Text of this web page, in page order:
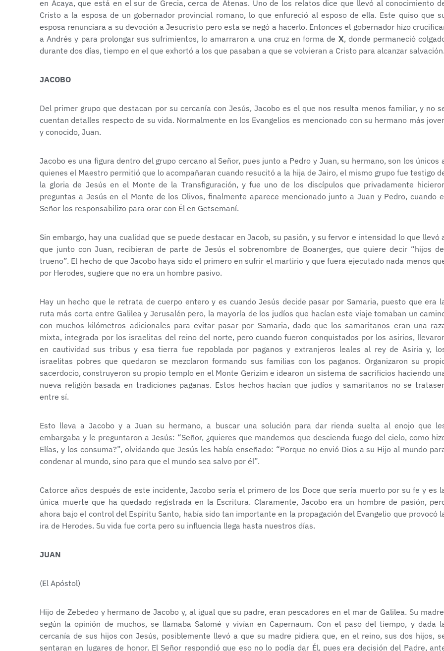
en Acaya, que está en el sur de Grecia, cerca de Atenas. Uno de los relatos dice que llevó al conocimiento
Cristo a la esposa de un gobernador provincial romano, lo que enfureció al esposo de ella. Este quiso que
esposa renunciara a su devoción a Jesucristo pero esta se negó a hacerlo. Entonces el gobernador hizo
a Andrés y para prolongar sus sufrimientos, lo amarraron a una cruz en forma de X, donde permaneció
durante dos días, tiempo en el que exhortó a los que pasaban a que se volvieran a Cristo para alcanzar salvación.
JACOBO
Del primer grupo que destacan por su cercanía con Jesús, Jacobo es el que nos resulta menos familiar, y no
cuentan detalles respecto de su vida. Normalmente en los Evangelios es mencionado con su hermano más
y conocido, Juan.
Jacobo es una figura dentro del grupo cercano al Señor, pues junto a Pedro y Juan, su hermano, son los únicos
quienes el Maestro permitió que lo acompañaran cuando resucitó a la hija de Jairo, el mismo grupo fue testigo
la gloria de Jesús en el Monte de la Transfiguración, y fue uno de los discípulos que privadamente
preguntas a Jesús en el Monte de los Olivos, finalmente aparece mencionado junto a Juan y Pedro, cuando
Señor los responsabilizo para orar con Él en Getsemaní.
Sin embargo, hay una cualidad que se puede destacar en Jacob, su pasión, y su fervor e intensidad lo que llevó
que junto con Juan, recibieran de parte de Jesús el sobrenombre de Boanerges, que quiere decir “hijos
trueno”. El hecho de que Jacobo haya sido el primero en sufrir el martirio y que fuera ejecutado nada menos
por Herodes, sugiere que no era un hombre pasivo.
Hay un hecho que le retrata de cuerpo entero y es cuando Jesús decide pasar por Samaria, puesto que era
ruta más corta entre Galilea y Jerusalén pero, la mayoría de los judíos que hacían este viaje tomaban un
con muchos kilómetros adicionales para evitar pasar por Samaria, dado que los samaritanos eran una
mixta, integrada por los israelitas del reino del norte, pero cuando fueron conquistados por los asirios,
en cautividad sus tribus y esa tierra fue repoblada por paganos y extranjeros leales al rey de Asiria y,
israelitas pobres que quedaron se mezclaron formando sus familias con los paganos. Organizaron su
sacerdocio, construyeron su propio templo en el Monte Gerizim e idearon un sistema de sacrificios haciendo
nueva religión basada en tradiciones paganas. Estos hechos hacían que judíos y samaritanos no se
entre sí.
Esto lleva a Jacobo y a Juan su hermano, a buscar una solución para dar rienda suelta al enojo que
embargaba y le preguntaron a Jesús: “Señor, ¿quieres que mandemos que descienda fuego del cielo, como
Elías, y los consuma?”, olvidando que Jesús les había enseñado: “Porque no envió Dios a su Hijo al mundo
condenar al mundo, sino para que el mundo sea salvo por él”.
Catorce años después de este incidente, Jacobo sería el primero de los Doce que sería muerto por su fe y es
única muerte que ha quedado registrada en la Escritura. Claramente, Jacobo era un hombre de pasión,
ahora bajo el control del Espíritu Santo, había sido tan importante en la propagación del Evangelio que provocó
ira de Herodes. Su vida fue corta pero su influencia llega hasta nuestros días.
JUAN
(El Apóstol)
Hijo de Zebedeo y hermano de Jacobo y, al igual que su padre, eran pescadores en el mar de Galilea. Su
según la opinión de muchos, se llamaba Salomé y vivían en Capernaum. Con el paso del tiempo, y dada
cercanía de sus hijos con Jesús, posiblemente llevó a que su madre pidiera que, en el reino, sus dos hijos,
sentaran en lugares de honor. El Señor respondió que eso no lo podía dar Él, pues era decisión del Padre,